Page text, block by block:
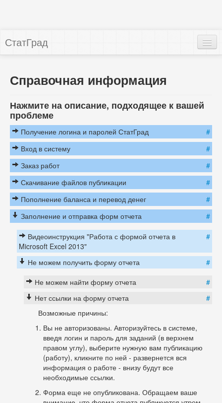
СтатГрад
Вопрос-ответ
Справочная информация
Нажмите на описание, подходящее к вашей
проблеме
Получение логина и паролей СтатГрад
#
Вход в систему
#
Заказ работ
#
Скачивание файлов публикации
#
Пополнение баланса и перевод денег
#
Заполнение и отправка форм отчета
#
Видеоинструкция "Работа с формой отчета в
Microsoft Excel 2013"
#
Не можем получить форму отчета
#
Не можем найти форму отчета
#
Нет ссылки на форму отчета
#
Возможные причины:
Вы не авторизованы. Авторизуйтесь в системе,
введя логин и пароль для заданий (в верхнем
правом углу), выберите нужную вам публикацию
(работу), кликните по ней - развернется вся
информация о работе - внизу будут все
необходимые ссылки.
Форма еще не опубликована. Обращаем ваше